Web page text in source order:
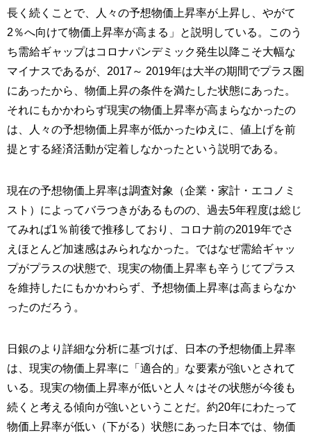
長く続くことで、人々の予想物価上昇率が上昇し、やがて
2％へ向けて物価上昇率が高まる」と説明している。このう
ち需給ギャップはコロナパンデミック発生以降こそ大幅な
マイナスであるが、2017～ 2019年は大半の期間でプラス圏
にあったから、物価上昇の条件を満たした状態にあった。
それにもかかわらず現実の物価上昇率が高まらなかったの
は、人々の予想物価上昇率が低かったゆえに、値上げを前
提とする経済活動が定着しなかったという説明である。
現在の予想物価上昇率は調査対象（企業・家計・エコノミ
スト）によってバラつきがあるものの、過去5年程度は総じ
てみれば1％前後で推移しており、コロナ前の2019年でさ
えほとんど加速感はみられなかった。ではなぜ需給ギャッ
プがプラスの状態で、現実の物価上昇率も辛うじてプラス
を維持したにもかかわらず、予想物価上昇率は高まらなか
ったのだろう。
日銀のより詳細な分析に基づけば、日本の予想物価上昇率
は、現実の物価上昇率に「適合的」な要素が強いとされて
いる。現実の物価上昇率が低いと人々はその状態が今後も
続くと考える傾向が強いということだ。約20年にわたって
物価上昇率が低い（下がる）状態にあった日本では、物価